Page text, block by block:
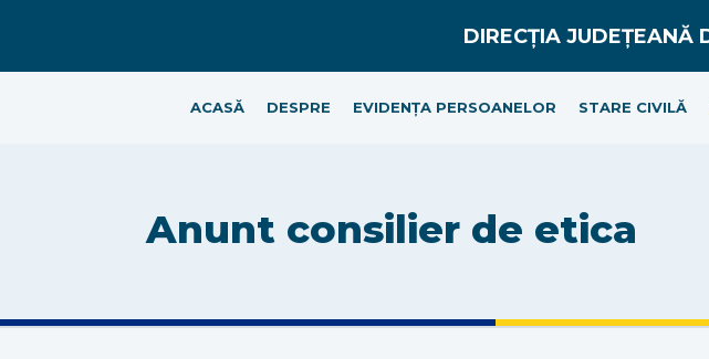
ACASĂ DESPRE EVIDENȚA PERSOANELOR STARE CIVILĂ
Anunt consilier de etica